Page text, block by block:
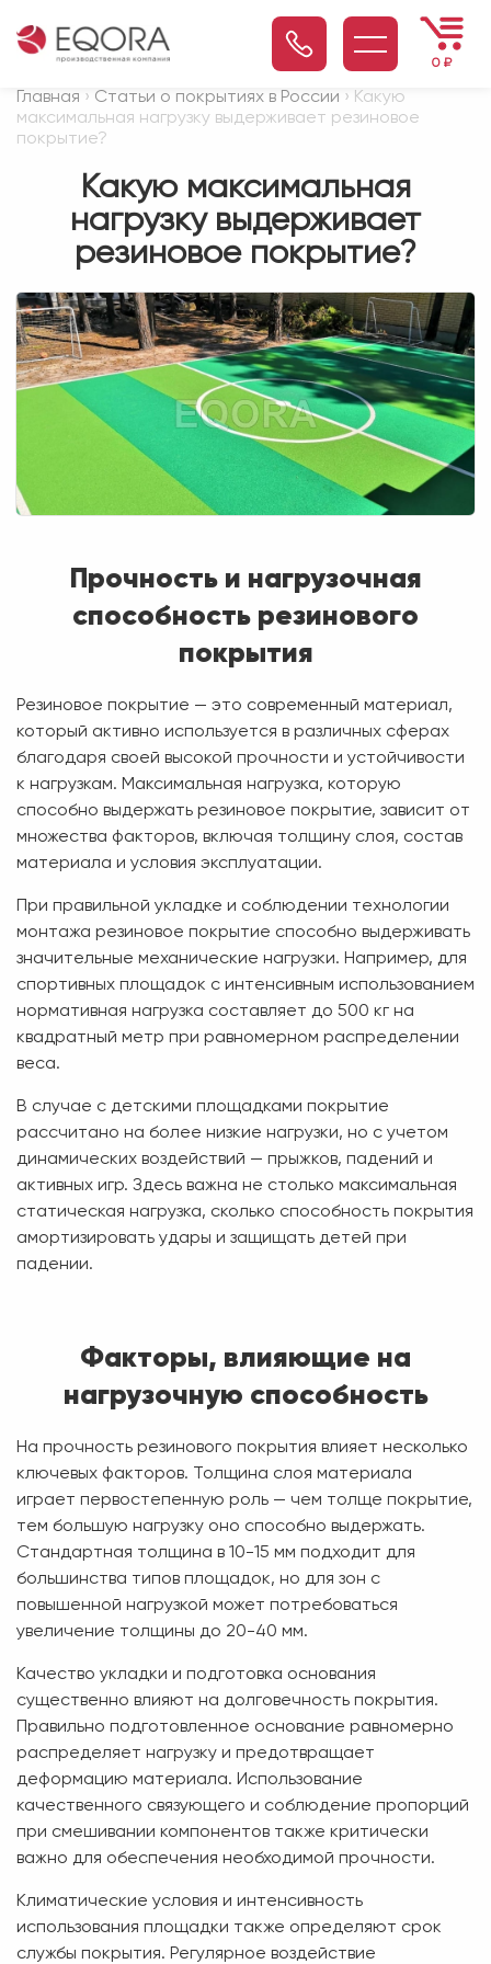
0 ₽
Главная › Статьи о покрытиях в России › Какую
максимальная нагрузку выдерживает резиновое
покрытие?
Какую максимальная
нагрузку выдерживает
резиновое покрытие?
Прочность и нагрузочная
способность резинового
покрытия
Резиновое покрытие — это современный материал,
который активно используется в различных сферах
благодаря своей высокой прочности и устойчивости
к нагрузкам. Максимальная нагрузка, которую
способно выдержать резиновое покрытие, зависит от
множества факторов, включая толщину слоя, состав
материала и условия эксплуатации.
При правильной укладке и соблюдении технологии
монтажа резиновое покрытие способно выдерживать
значительные механические нагрузки. Например, для
спортивных площадок с интенсивным использованием
нормативная нагрузка составляет до 500 кг на
квадратный метр при равномерном распределении
веса.
В случае с детскими площадками покрытие
рассчитано на более низкие нагрузки, но с учетом
динамических воздействий — прыжков, падений и
активных игр. Здесь важна не столько максимальная
статическая нагрузка, сколько способность покрытия
амортизировать удары и защищать детей при
падении.
Факторы, влияющие на
нагрузочную способность
На прочность резинового покрытия влияет несколько
ключевых факторов. Толщина слоя материала
играет первостепенную роль — чем толще покрытие,
тем большую нагрузку оно способно выдержать.
Стандартная толщина в 10-15 мм подходит для
большинства типов площадок, но для зон с
повышенной нагрузкой может потребоваться
увеличение толщины до 20-40 мм.
Качество укладки и подготовка основания
существенно влияют на долговечность покрытия.
Правильно подготовленное основание равномерно
распределяет нагрузку и предотвращает
деформацию материала. Использование
качественного связующего и соблюдение пропорций
при смешивании компонентов также критически
важно для обеспечения необходимой прочности.
Климатические условия и интенсивность
использования площадки также определяют срок
службы покрытия. Регулярное воздействие